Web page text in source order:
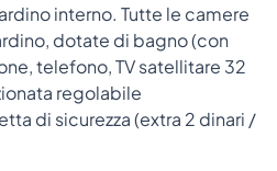
interno. Tutte le camere
dotate di bagno (con
telefono, TV satellitare 32
regolabile
di sicurezza (extra 2 dinari /